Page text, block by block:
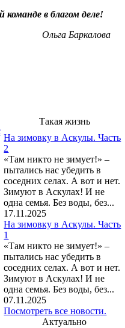
в благом деле!
Ольга Баркалова
Такая жизнь
На зимовку в Аскулы. Часть
2
«Там никто не зимует!» –
пытались нас убедить в
соседних селах. А вот и нет.
Зимуют в Аскулах! И не
одна семья. Без воды, без...
17.11.2025
На зимовку в Аскулы. Часть
1
«Там никто не зимует!» –
пытались нас убедить в
соседних селах. А вот и нет.
Зимуют в Аскулах! И не
одна семья. Без воды, без...
07.11.2025
Посмотреть все новости.
Актуально